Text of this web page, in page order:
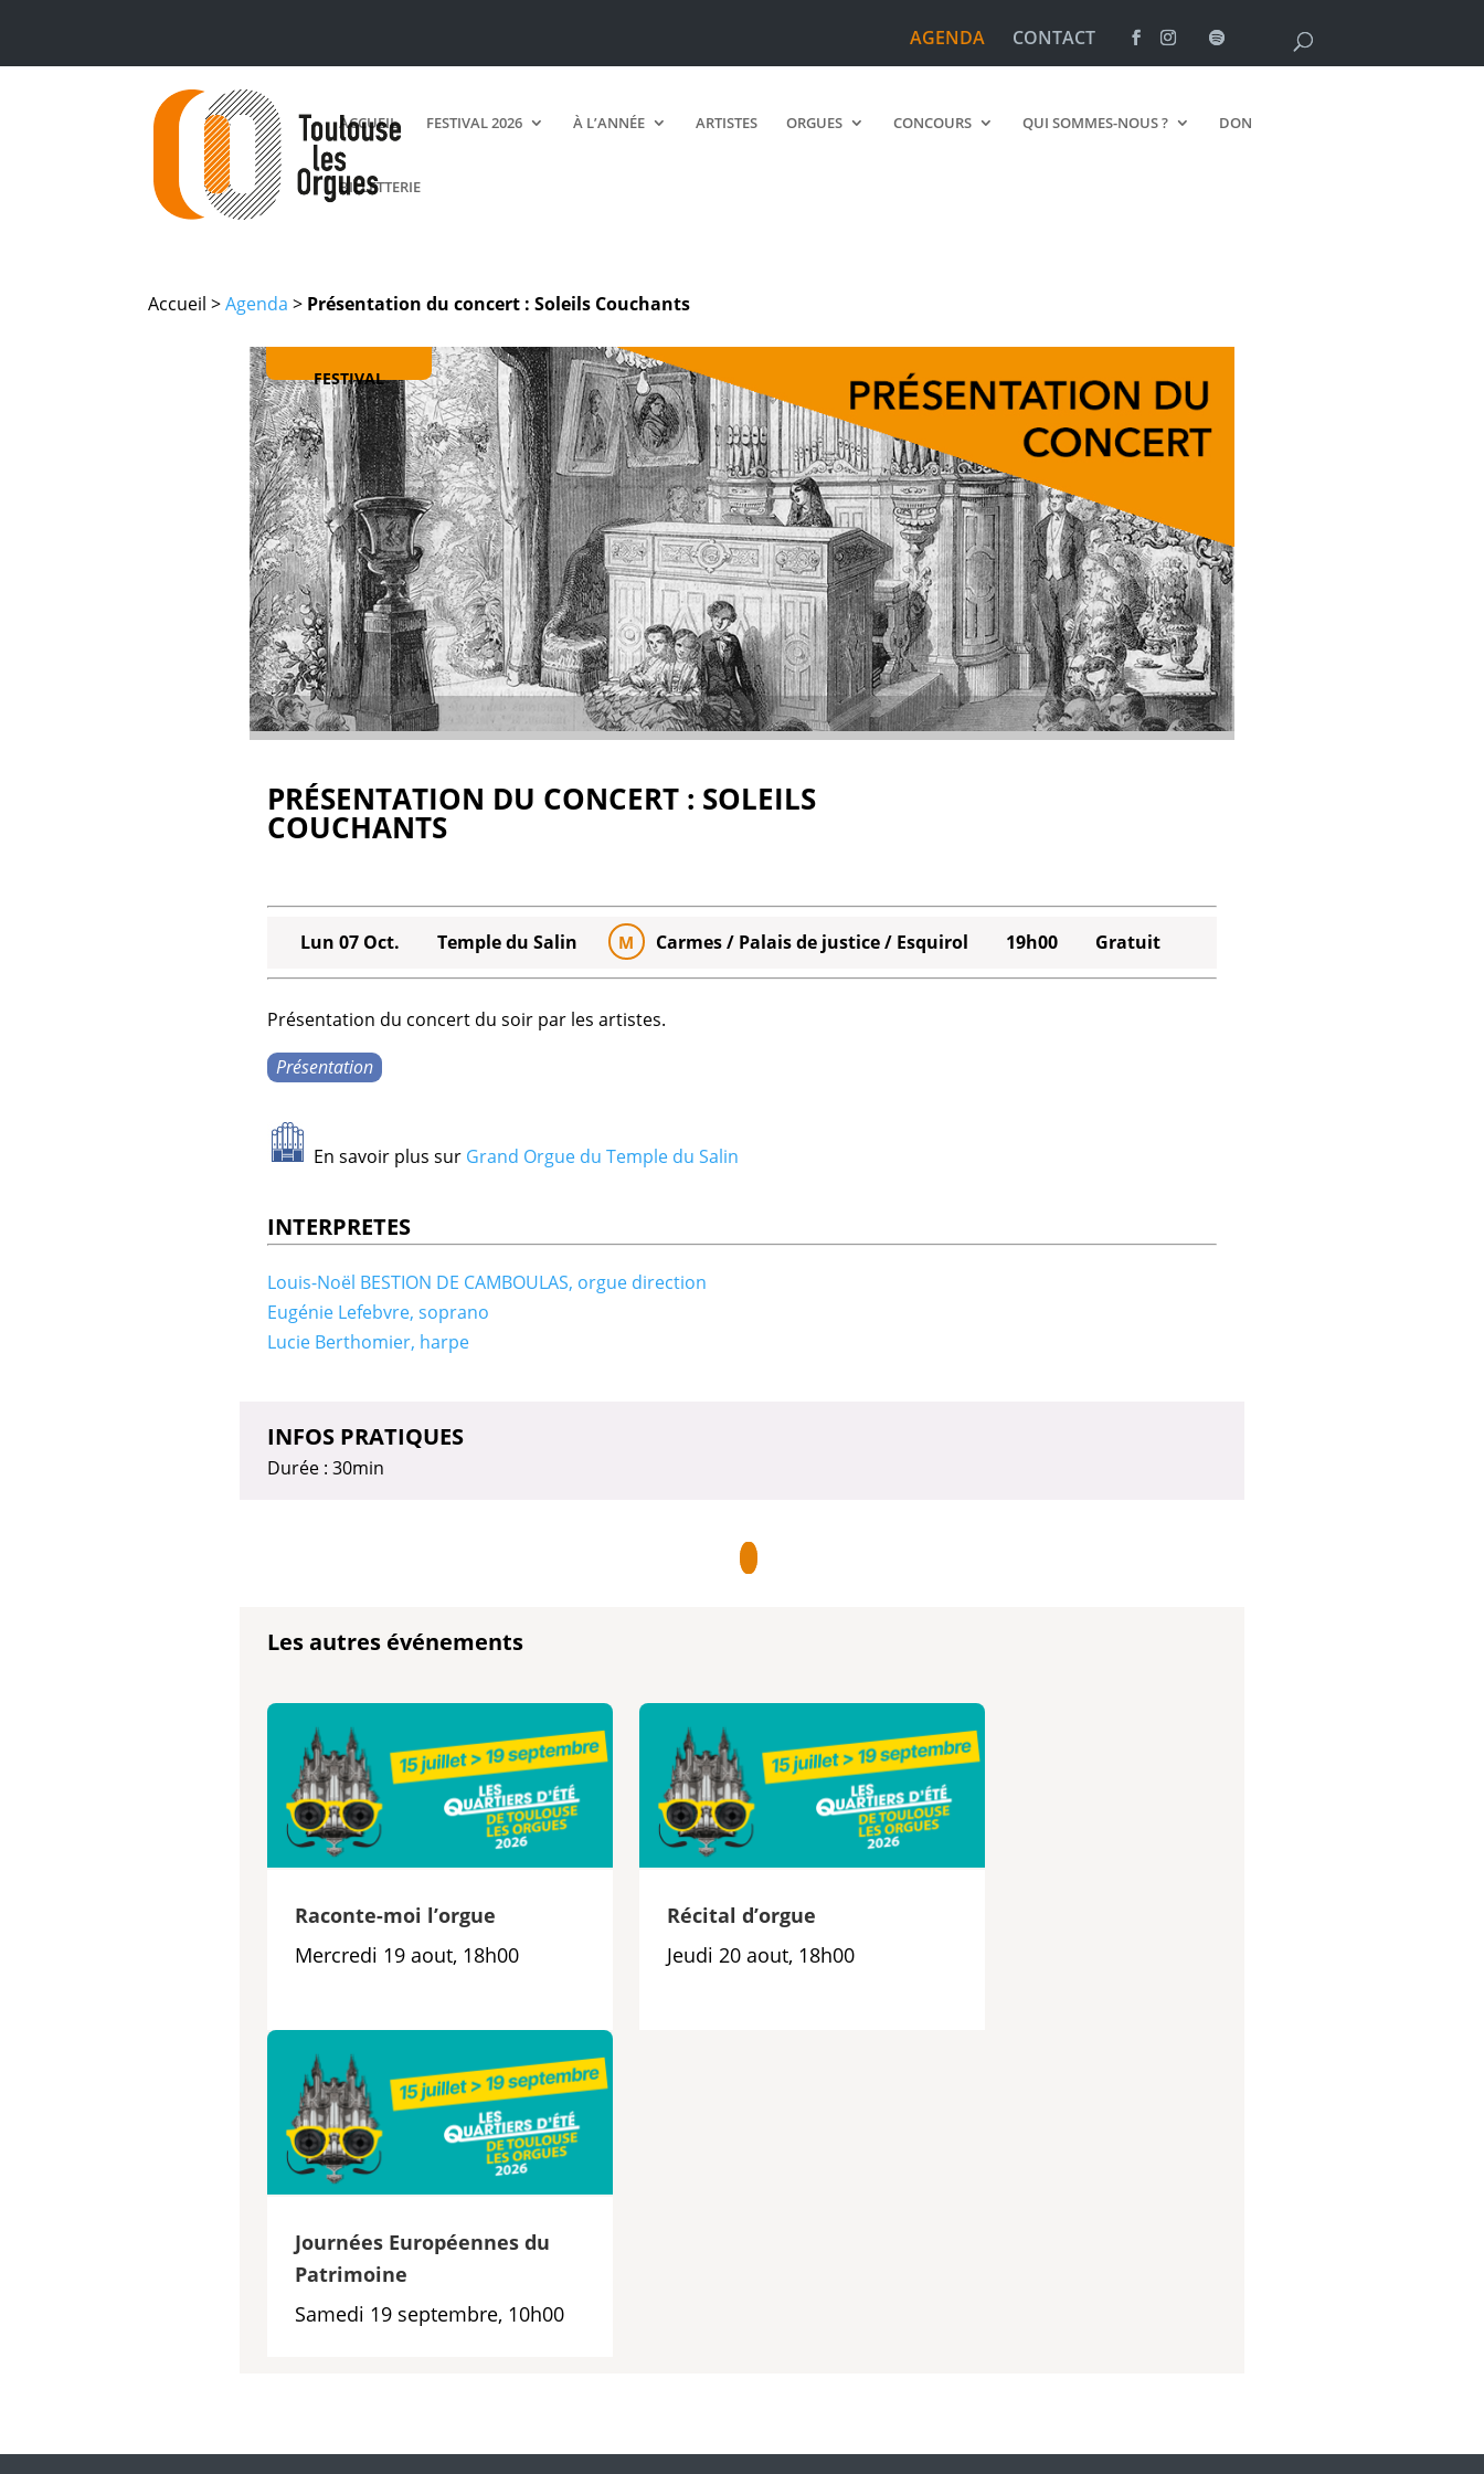
AGENDA CONTACT
ACCUEIL FESTIVAL 2026 À L’ANNÉE ARTISTES ORGUES CONCOURS QUI SOMMES-NOUS ? DON
BILLETTERIE
Accueil >Agenda > Présentation du concert : Soleils Couchants
FESTIVAL
PRÉSENTATION DU CONCERT : SOLEILS
COUCHANTS
Lun 07 Oct. Temple du Salin M Carmes / Palais de justice / Esquirol 19h00 Gratuit
Présentation du concert du soir par les artistes.
Présentation
En savoir plus sur Grand Orgue du Temple du Salin
INTERPRETES
Louis-Noël BESTION DE CAMBOULAS, orgue direction
Eugénie Lefebvre, soprano
Lucie Berthomier, harpe
INFOS PRATIQUES
Durée : 30min
Les autres événements
Raconte-moi l’orgue
Mercredi 19 aout, 18h00
Récital d’orgue
Jeudi 20 aout, 18h00
Journées Européennes du
Patrimoine
Samedi 19 septembre, 10h00